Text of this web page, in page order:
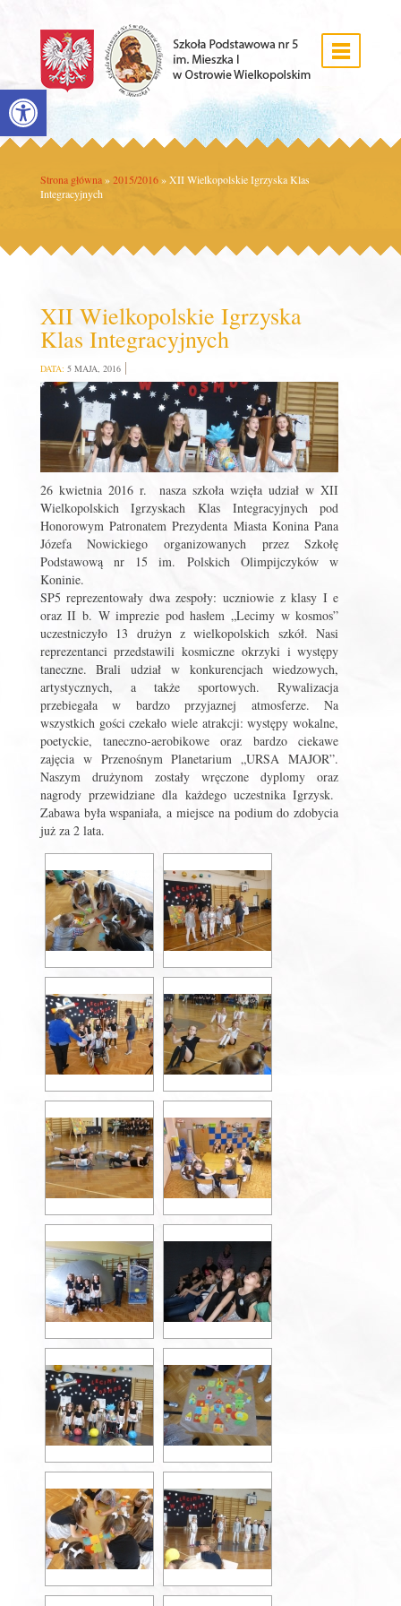
Open toolbar
Strona główna » 2015/2016 »XII Wielkopolskie Igrzyska Klas
Integracyjnych
XII Wielkopolskie Igrzyska
Klas Integracyjnych
DATA: 5 MAJA, 2016
26 kwietnia 2016 r. nasza szkoła wzięła udział w XII
Wielkopolskich Igrzyskach Klas Integracyjnych pod
Honorowym Patronatem Prezydenta Miasta Konina Pana
Józefa Nowickiego organizowanych przez Szkołę
Podstawową nr 15 im. Polskich Olimpijczyków w
Koninie.
SP5 reprezentowały dwa zespoły: uczniowie z klasy I e
oraz II b. W imprezie pod hasłem „Lecimy w kosmos”
uczestniczyło 13 drużyn z wielkopolskich szkół. Nasi
reprezentanci przedstawili kosmiczne okrzyki i występy
taneczne. Brali udział w konkurencjach wiedzowych,
artystycznych, a także sportowych. Rywalizacja
przebiegała w bardzo przyjaznej atmosferze. Na
wszystkich gości czekało wiele atrakcji: występy wokalne,
poetyckie, taneczno-aerobikowe oraz bardzo ciekawe
zajęcia w Przenośnym Planetarium „URSA MAJOR”.
Naszym drużynom zostały wręczone dyplomy oraz
nagrody przewidziane dla każdego uczestnika Igrzysk.
Zabawa była wspaniała, a miejsce na podium do zdobycia
już za 2 lata.